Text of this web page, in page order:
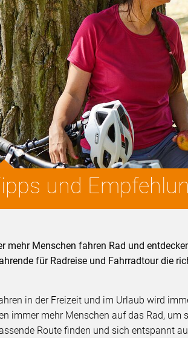
und
mehr Menschen fahren Rad und
für Radreise und Fahrradtour die
in der Freizeit und im Urlaub wird
immer mehr Menschen auf das Rad, um
Route finden und sich entspannt